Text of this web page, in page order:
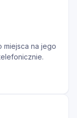
miejsca na jego